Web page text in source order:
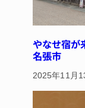
やなせ宿
名張市
2025年11月